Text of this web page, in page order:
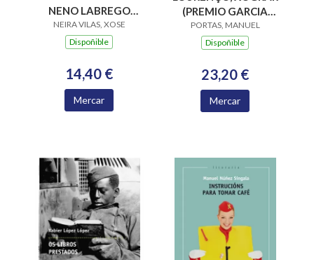
NENO LABREGO
(B.N.VILAS)
NEIRA VILAS, XOSE
Dispoñible
14,40 €
Mercar
(PREMIO GARCIA
BARROS 2015)
PORTAS, MANUEL
Dispoñible
23,20 €
Mercar